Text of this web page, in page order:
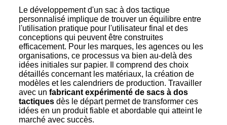
Le développement d'un sac à dos tactique
personnalisé implique de trouver un équilibre entre
l'utilisation pratique pour l'utilisateur final et des
conceptions qui peuvent être construites
efficacement. Pour les marques, les agences ou les
organisations, ce processus va bien au-delà des
idées initiales sur papier. Il comprend des choix
détaillés concernant les matériaux, la création de
modèles et les calendriers de production. Travailler
avec un fabricant expérimenté de sacs à dos
tactiquesdès le départ permet de transformer ces
idées en un produit fiable et abordable qui atteint le
marché avec succès.